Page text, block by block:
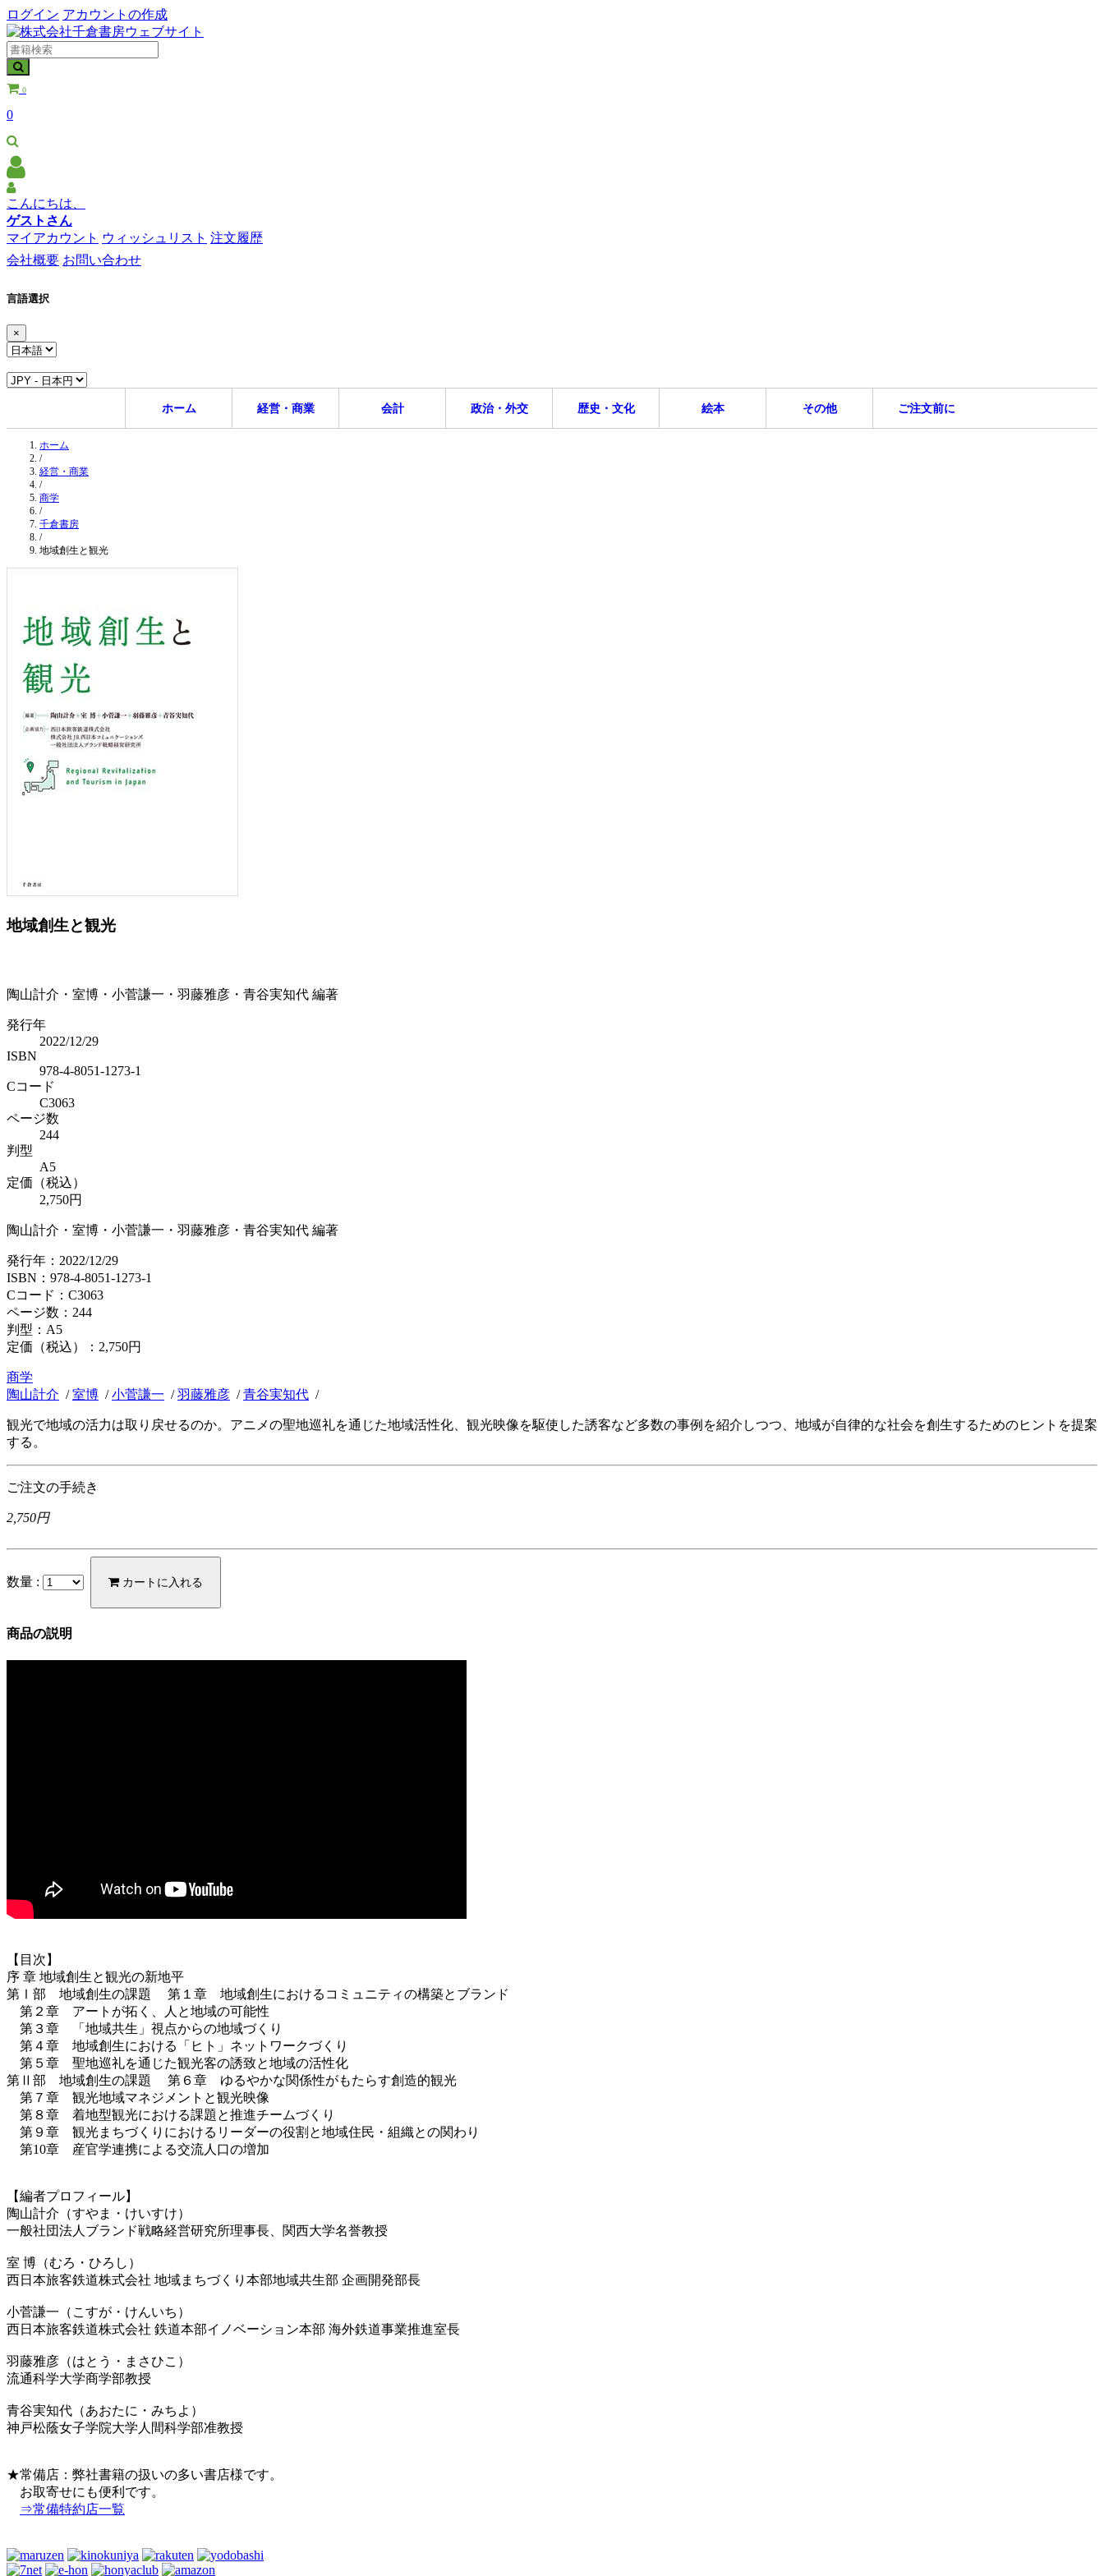
ログイン アカウントの作成
0
0
こんにちは、
ゲストさん
マイアカウント ウィッシュリスト 注文履歴
会社概要 お問い合わせ
言語選択
×
ホーム 経営・商業 会計 政治・外交 歴史・文化 絵本 その他 ご注文前に
ホーム
/
経営・商業
/
商学
/
千倉書房
/
地域創生と観光
地域創生と観光
陶山計介・室博・小菅謙一・羽藤雅彦・青谷実知代 編著
発行年
2022/12/29
ISBN
978-4-8051-1273-1
Cコード
C3063
ページ数
244
判型
A5
定価（税込）
2,750円
陶山計介・室博・小菅謙一・羽藤雅彦・青谷実知代 編著
発行年：2022/12/29
ISBN：978-4-8051-1273-1
Cコード：C3063
ページ数：244
判型：A5
定価（税込）： 2,750円
商学
陶山計介 /室博 /小菅謙一 /羽藤雅彦 /青谷実知代 /
観光で地域の活力は取り戻せるのか。アニメの聖地巡礼を通じた地域活性化、観光映像を駆使した誘客など多数の事例を紹介しつつ、地域が自律的な社会を創生するためのヒントを提案
する。
ご注文の手続き
2,750円
数量 : カートに入れる
商品の説明
【目次】
序 章 地域創生と観光の新地平
第Ⅰ部 地域創生の課題 第１章 地域創生におけるコミュニティの構築とブランド
第２章 アートが拓く、人と地域の可能性
第３章 「地域共生」視点からの地域づくり
第４章 地域創生における「ヒト」ネットワークづくり
第５章 聖地巡礼を通じた観光客の誘致と地域の活性化
第Ⅱ部 地域創生の課題 第６章 ゆるやかな関係性がもたらす創造的観光
第７章 観光地域マネジメントと観光映像
第８章 着地型観光における課題と推進チームづくり
第９章 観光まちづくりにおけるリーダーの役割と地域住民・組織との関わり
第10章 産官学連携による交流人口の増加
【編者プロフィール】
陶山計介（すやま・けいすけ）
一般社団法人ブランド戦略経営研究所理事長、関西大学名誉教授
室 博（むろ・ひろし）
西日本旅客鉄道株式会社 地域まちづくり本部地域共生部 企画開発部長
小菅謙一（こすが・けんいち）
西日本旅客鉄道株式会社 鉄道本部イノベーション本部 海外鉄道事業推進室長
羽藤雅彦（はとう・まさひこ）
流通科学大学商学部教授
青谷実知代（あおたに・みちよ）
神戸松蔭女子学院大学人間科学部准教授
★常備店：弊社書籍の扱いの多い書店様です。
お取寄せにも便利です。
⇒常備特約店一覧